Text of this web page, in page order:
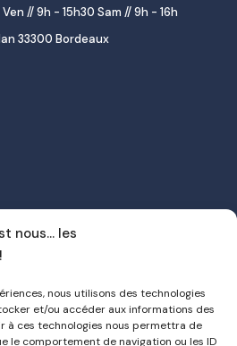
nous... les
nous utilisons des technologies
et/ou accéder aux informations des
à ces technologies nous permettra de
le comportement de navigation ou les ID
// 9h - 15h30 Sam // 9h - 16h
33300 Bordeaux